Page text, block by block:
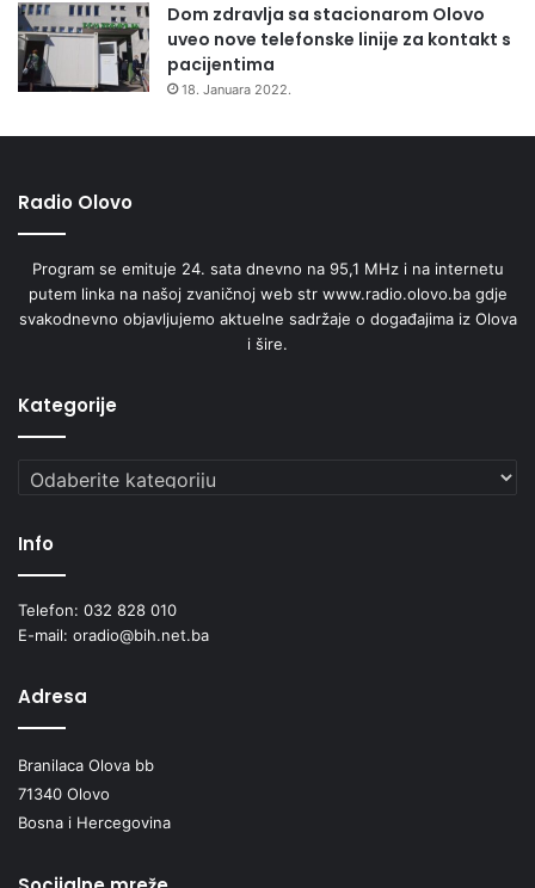
Dom zdravlja sa stacionarom Olovo
uveo nove telefonske linije za kontakt s
pacijentima
18. Januara 2022.
Radio Olovo
Program se emituje 24. sata dnevno na 95,1 MHz i na internetu
putem linka na našoj zvaničnoj web str www.radio.olovo.ba gdje
svakodnevno objavljujemo aktuelne sadržaje o događajima iz Olova
i šire.
Kategorije
Kategorije
Info
Telefon: 032 828 010
E-mail: oradio@bih.net.ba
Adresa
Branilaca Olova bb
71340 Olovo
Bosna i Hercegovina